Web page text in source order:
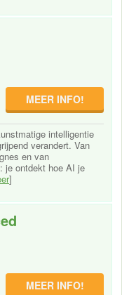
MEER INFO!
intelligentie
verandert. Van
en van
je ontdekt hoe AI je
]
MEER INFO!